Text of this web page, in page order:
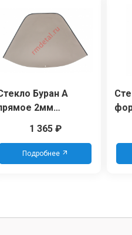
Буран А
2мм
1 365₽
Подробнее